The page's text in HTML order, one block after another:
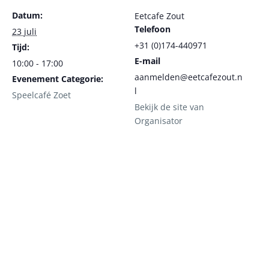
Datum:
23 juli
Tijd:
10:00 - 17:00
Evenement Categorie:
Speelcafé Zoet
Eetcafe Zout
Telefoon
+31 (0)174-440971
E-mail
aanmelden@eetcafezout.n
l
Bekijk de site van
Organisator